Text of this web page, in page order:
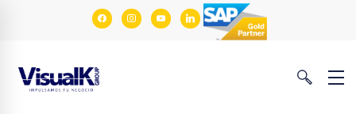
facebookinstagram
youtubelinkedin